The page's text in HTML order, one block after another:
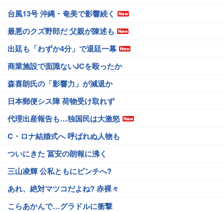
台風13号 沖縄・奄美で影響続く
最悪のクズ野郎だ 父親が陳述も
出廷も「わずか4分」で退廷一幕
商業施設で面識ないJCを殴ったか
森喜朗氏の「影響力」が減退か
日本郵便シス障 荷物受け取れず
代理出産報告も…独国民は大激怒
C・ロナ結婚式へ 呼ばれぬ人物も
ついにきた 冨安の朗報に沸く
三山凌輝 公私ともにピンチへ?
あれ、絶対マツコだよね? 赤裸々
こらあかんで…グラドルに衝撃